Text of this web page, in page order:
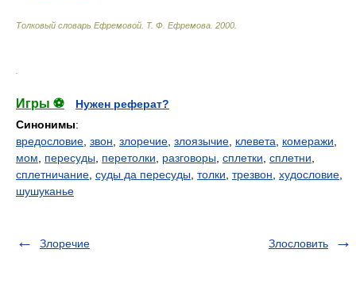
Толковый словарь Ефремовой Т. Ф. Ефремова. 2000
Игры ⚽
Нужен реферат?
Синонимы:
вредословие звон злоречие злоязычие клевета комеражи
мом
пересуды перетолки разговоры сплетки сплетни
сплетничание суды да пересуды толки трезвон худословие
шушуканье
Злоречие Злословить